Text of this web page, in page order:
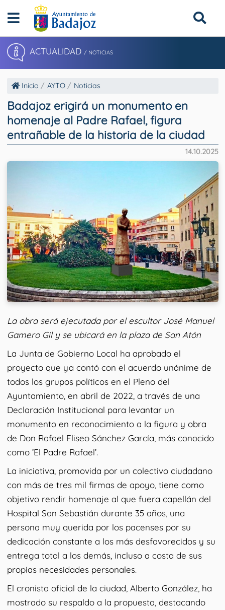
ACTUALIDAD / NOTICIAS
Inicio AYTO Noticias
Badajoz erigirá un monumento en
homenaje al Padre Rafael, figura
entrañable de la historia de la ciudad
14.10.2025
La obra será ejecutada por el escultor José Manuel
Gamero Gil y se ubicará en la plaza de San Atón
La Junta de Gobierno Local ha aprobado el
proyecto que ya contó con el acuerdo unánime de
todos los grupos políticos en el Pleno del
Ayuntamiento, en abril de 2022, a través de una
Declaración Institucional para levantar un
monumento en reconocimiento a la figura y obra
de Don Rafael Eliseo Sánchez García, más conocido
como ’El Padre Rafael’.
La iniciativa, promovida por un colectivo ciudadano
con más de tres mil firmas de apoyo, tiene como
objetivo rendir homenaje al que fuera capellán del
Hospital San Sebastián durante 35 años, una
persona muy querida por los pacenses por su
dedicación constante a los más desfavorecidos y su
entrega total a los demás, incluso a costa de sus
propias necesidades personales.
El cronista oficial de la ciudad, Alberto González, ha
mostrado su respaldo a la propuesta, destacando